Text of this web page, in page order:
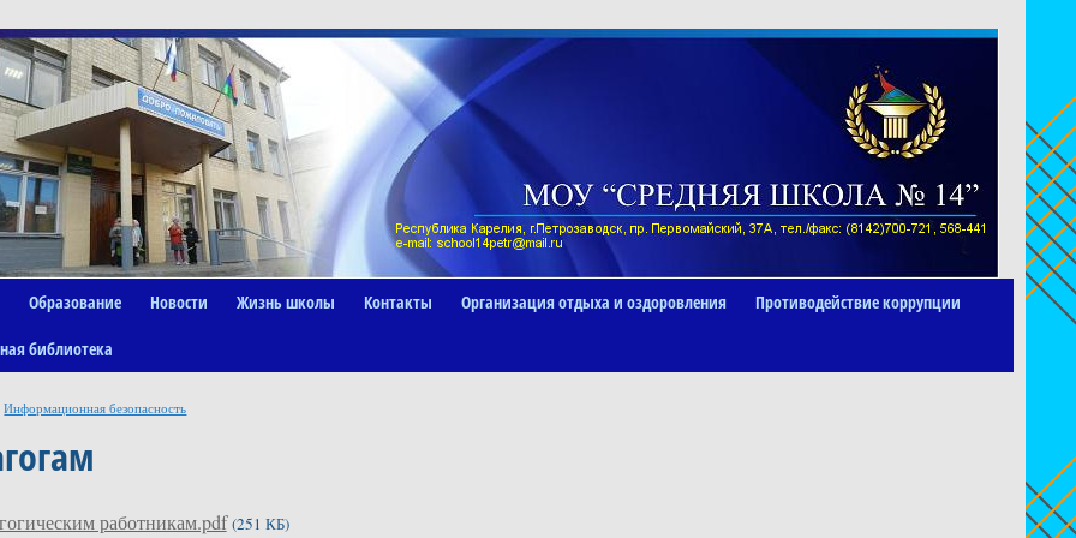
Образование Новости Жизнь школы Контакты Организация отдыха и оздоровления Противодействие коррупции
библиотека
Информационная безопасность
работникам.pdf (251 КБ)